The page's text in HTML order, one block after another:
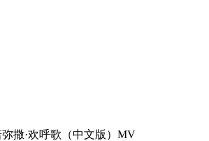
撒·欢呼歌（中文版）MV